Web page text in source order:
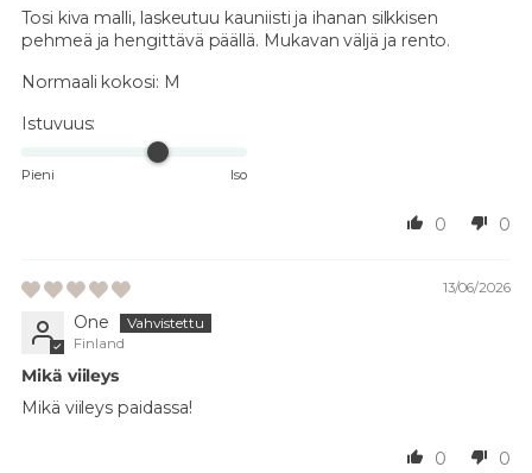
Tosi kiva malli, laskeutuu kauniisti ja ihanan silkkisen
pehmeä ja hengittävä päällä. Mukavan väljä ja rento.
Normaali kokosi: M
Istuvuus:
Pieni Iso
0 0
13/06/2026
One
Finland
Mikä viileys
Mikä viileys paidassa!
0 0